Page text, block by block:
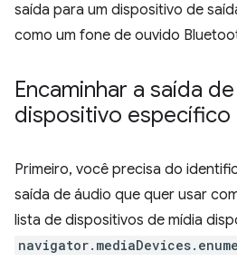
saída para um dispositivo de
como um fone de ouvido
Encaminhar a saída
dispositivo específico
Primeiro, você precisa do
saída de áudio que quer usar
lista de dispositivos de mídia